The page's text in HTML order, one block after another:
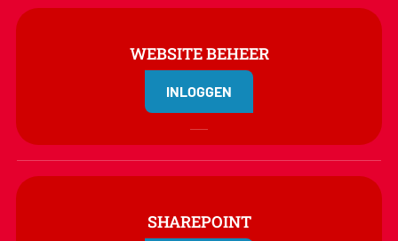
WEBSITE BEHEER
INLOGGEN
SHAREPOINT